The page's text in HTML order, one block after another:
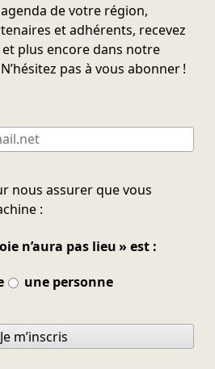
de votre région,
et adhérents, recevez
plus encore dans notre
pas à vous abonner !
nous assurer que vous
:
n’aura pas lieu » est :
une personne
Je m’inscris